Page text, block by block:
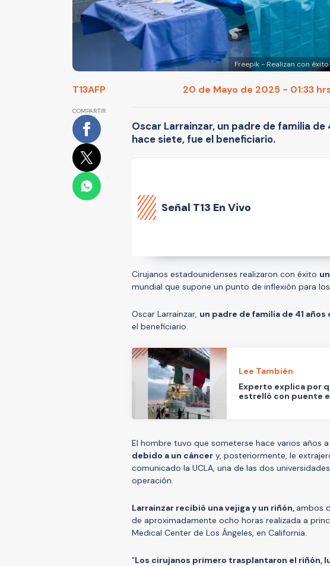
Freepik - Realizan con
T13AFP 20 de Mayo de 2025 - 01:33
COMPARTIR
Oscar Larrainzar, un padre de familia
hace siete, fue el beneficiario.
Señal T13 En Vivo
Cirujanos estadounidenses realizaron con éxito
mundial que supone un punto de inflexión para
Oscar Larrainzar, un padre de familia de 41
el beneficiario.
Lee También
Experto explica por
estrelló con puente
El hombre tuvo que someterse hace varios años a
debido a un cáncer y, posteriormente, le
comunicado la UCLA, una de las dos
operación.
Larrainzar recibió una vejiga y un riñón, ambos
de aproximadamente ocho horas realizada a
Medical Center de Los Ángeles, en California.
"Los cirujanos primero trasplantaron el riñón,